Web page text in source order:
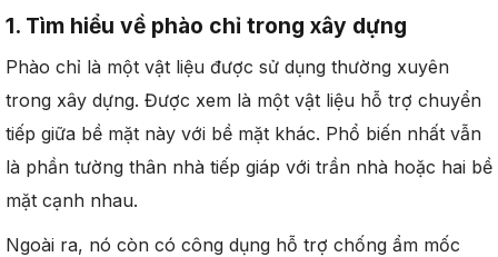
1. Tìm hiểu về phào chỉ trong xây dựng
Phào chỉ là một vật liệu được sử dụng thường xuyên
trong xây dựng. Được xem là một vật liệu hỗ trợ chuyển
tiếp giữa bề mặt này với bề mặt khác. Phổ biến nhất vẫn
là phần tường thân nhà tiếp giáp với trần nhà hoặc hai bề
mặt cạnh nhau.
Ngoài ra, nó còn có công dụng hỗ trợ chống ẩm mốc